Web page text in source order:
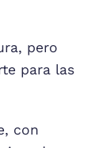
pero
para las
con